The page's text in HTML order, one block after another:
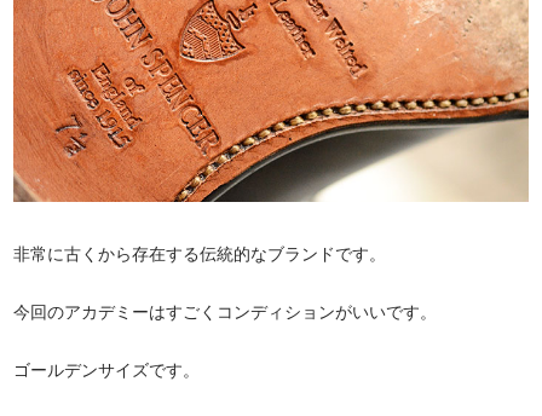
非常に古くから存在する伝統的なブランドです。
今回のアカデミーはすごくコンディションがいいです。
ゴールデンサイズです。